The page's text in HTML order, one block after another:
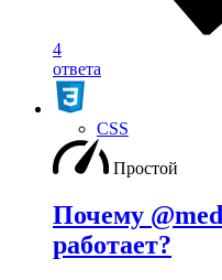
4
ответа
CSS
Простой
Почему
работает?